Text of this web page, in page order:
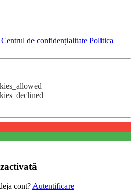
Centrul de confidențialitate Politica
cont? Autentificare